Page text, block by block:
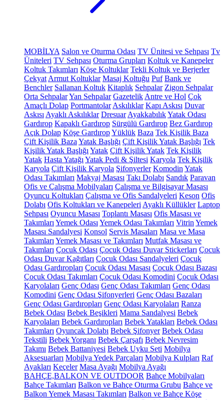
MOBİLYA Salon ve Oturma Odası TV Ünitesi ve Sehpası Tv
Üniteleri TV Sehpası Oturma Grupları Koltuk ve Kanepeler
Koltuk Takımları Köşe Koltuklar Tekli Koltuk ve Berjerler
Çekyat Armut Koltuklar Masaj Koltuğu Puf Bank ve
Benchler Sallanan Koltuk Kitaplık Sehpalar Zigon Sehpalar
Orta SehpalarYan Sehpalar Gazetelik Antre ve Hol Çok
Amaçlı Dolap Portmantolar Askılıklar Kapı Askısı Duvar
Askısı Ayaklı Askılıklar Dresuar AyakkabılıkYatak Odası
Gardırop Kapaklı Gardırop Sürgülü Gardırop Bez Gardırop
Açık Dolap Köşe GardıropYüklük Baza Tek Kişilik Baza
Çift Kişilik Baza Yatak Başlığı Çift Kişilik Yatak Başlığı Tek
Kişilik Yatak Başlığı Yatak Çift Kişilik Yatak Tek Kişilik
Yatak Hasta Yatağı Yatak Pedi & Şiltesi Karyola Tek Kişilik
Karyola Çift Kişilik Karyola Şifonyerler Komodin Yatak
Odası Takımları Makyaj Masası Takı Dolabı Sandık Paravan
Ofis ve Çalışma Mobilyaları Çalışma ve Bilgisayar Masası
Oyuncu Koltukları Çalışma ve Ofis Sandalyeleri Keson Ofis
Dolabı Ofis Koltukları ve Kanepeleri Ayaklı Küllükler Laptop
Sehpası Oyuncu Masası Toplantı Masası Ofis Masası ve
Takımları Yemek Odası Yemek Odası Takımları Vitrin Yemek
Masası Sandalyesi Konsol Servis Masaları Masa ve Masa
Takımları Yemek Masası ve Takımları Mutfak Masası ve
Takımları Çocuk Odası Çocuk Odası Duvar Stickerları Çocuk
Odası Duvar Kağıtları Çocuk Odası Sandalyeleri Çocuk
Odası Gardıropları Çocuk Odası Masası Çocuk Odası Bazası
Çocuk Odası Takımları Çocuk Odası Komodini Çocuk Odası
Karyolaları Genç Odası Genç Odası Takımları Genç Odası
Komodini Genç Odası Şifonyerleri Genç Odası Bazaları
Genç Odası Gardıropları Genç Odası Karyolaları Ranza
Bebek Odası Bebek Beşikleri Mama Sandalyesi Bebek
Karyolaları Bebek Gardıropları Bebek Yatakları Bebek Odası
Takımları Oyuncak Dolabı Bebek Şifonyer Bebek Odası
Tekstili Bebek Yorganı Bebek Çarşafı Bebek Nevresim
Takımı Bebek Battaniyesi Bebek Uyku Seti Mobilya
Aksesuarları Mobilya Yedek Parçaları Mobilya Kulpları Raf
Ayakları Keçeler Masa Ayağı Mobilya Ayağı
BAHÇE,BALKON VE OUTDOOR Bahçe Mobilyaları
Bahçe Takımları Balkon ve Bahçe Oturma Grubu Bahçe ve
Balkon Yemek Masası Takımları Balkon ve Bahçe Köşe